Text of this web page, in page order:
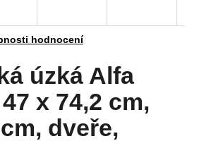
hodnocení
úzká Alfa
x 74,2 cm,
dveře,